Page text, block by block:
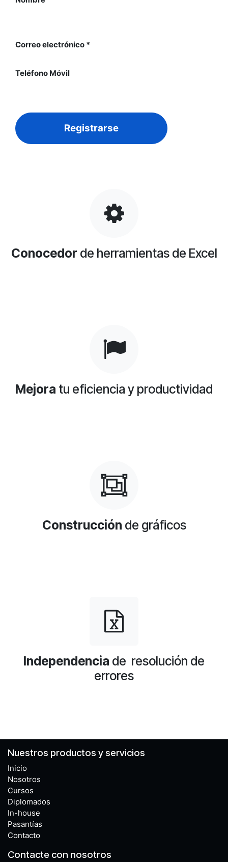
Correo electrónico *
Teléfono Móvil
Registrarse
Conocedor de herramientas de Excel
Mejora tu eficiencia y productividad
Construcción de gráficos
Independencia de resolución de
errores
Nuestros productos y servicios
Inicio
Nosotros
Cursos
Diplomados
In-house
Pasantías
Contacto
Contacte con nosotros